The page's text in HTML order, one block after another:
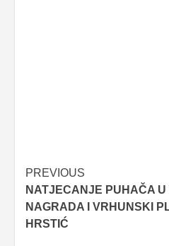
Post
navigation
PREVIOUS
NATJECANJE PUHAČA U
NAGRADA I VRHUNSKI
HRSTIĆ